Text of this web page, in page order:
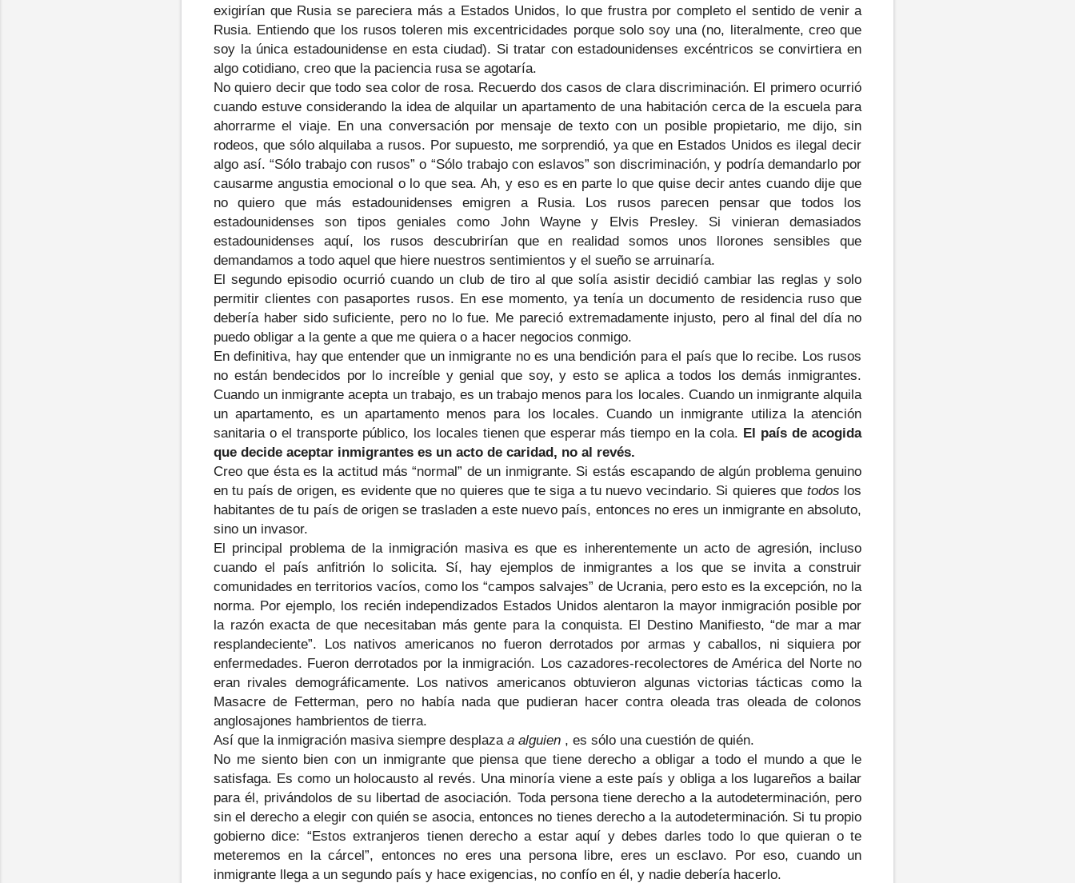
exigirían que Rusia se pareciera más a Estados Unidos, lo que frustra por completo el sentido de venir a
Rusia. Entiendo que los rusos toleren mis excentricidades porque solo soy una (no, literalmente, creo que
soy la única estadounidense en esta ciudad). Si tratar con estadounidenses excéntricos se convirtiera en
algo cotidiano, creo que la paciencia rusa se agotaría.
No quiero decir que todo sea color de rosa. Recuerdo dos casos de clara discriminación. El primero ocurrió
cuando estuve considerando la idea de alquilar un apartamento de una habitación cerca de la escuela para
ahorrarme el viaje. En una conversación por mensaje de texto con un posible propietario, me dijo, sin
rodeos, que sólo alquilaba a rusos. Por supuesto, me sorprendió, ya que en Estados Unidos es ilegal decir
algo así. “Sólo trabajo con rusos” o “Sólo trabajo con eslavos” son discriminación, y podría demandarlo por
causarme angustia emocional o lo que sea. Ah, y eso es en parte lo que quise decir antes cuando dije que
no quiero que más estadounidenses emigren a Rusia. Los rusos parecen pensar que todos los
estadounidenses son tipos geniales como John Wayne y Elvis Presley. Si vinieran demasiados
estadounidenses aquí, los rusos descubrirían que en realidad somos unos llorones sensibles que
demandamos a todo aquel que hiere nuestros sentimientos y el sueño se arruinaría.
El segundo episodio ocurrió cuando un club de tiro al que solía asistir decidió cambiar las reglas y solo
permitir clientes con pasaportes rusos. En ese momento, ya tenía un documento de residencia ruso que
debería haber sido suficiente, pero no lo fue. Me pareció extremadamente injusto, pero al final del día no
puedo obligar a la gente a que me quiera o a hacer negocios conmigo.
En definitiva, hay que entender que un inmigrante no es una bendición para el país que lo recibe. Los rusos
no están bendecidos por lo increíble y genial que soy, y esto se aplica a todos los demás inmigrantes.
Cuando un inmigrante acepta un trabajo, es un trabajo menos para los locales. Cuando un inmigrante alquila
un apartamento, es un apartamento menos para los locales. Cuando un inmigrante utiliza la atención
sanitaria o el transporte público, los locales tienen que esperar más tiempo en la cola. El país de acogida
que decide aceptar inmigrantes es un acto de caridad, no al revés.
Creo que ésta es la actitud más “normal” de un inmigrante. Si estás escapando de algún problema genuino
en tu país de origen, es evidente que no quieres que te siga a tu nuevo vecindario. Si quieres que todos los
habitantes de tu país de origen se trasladen a este nuevo país, entonces no eres un inmigrante en absoluto,
sino un invasor.
El principal problema de la inmigración masiva es que es inherentemente un acto de agresión, incluso
cuando el país anfitrión lo solicita. Sí, hay ejemplos de inmigrantes a los que se invita a construir
comunidades en territorios vacíos, como los “campos salvajes” de Ucrania, pero esto es la excepción, no la
norma. Por ejemplo, los recién independizados Estados Unidos alentaron la mayor inmigración posible por
la razón exacta de que necesitaban más gente para la conquista. El Destino Manifiesto, “de mar a mar
resplandeciente”. Los nativos americanos no fueron derrotados por armas y caballos, ni siquiera por
enfermedades. Fueron derrotados por la inmigración. Los cazadores-recolectores de América del Norte no
eran rivales demográficamente. Los nativos americanos obtuvieron algunas victorias tácticas como la
Masacre de Fetterman, pero no había nada que pudieran hacer contra oleada tras oleada de colonos
anglosajones hambrientos de tierra.
Así que la inmigración masiva siempre desplaza a alguien , es sólo una cuestión de quién.
No me siento bien con un inmigrante que piensa que tiene derecho a obligar a todo el mundo a que le
satisfaga. Es como un holocausto al revés. Una minoría viene a este país y obliga a los lugareños a bailar
para él, privándolos de su libertad de asociación. Toda persona tiene derecho a la autodeterminación, pero
sin el derecho a elegir con quién se asocia, entonces no tienes derecho a la autodeterminación. Si tu propio
gobierno dice: “Estos extranjeros tienen derecho a estar aquí y debes darles todo lo que quieran o te
meteremos en la cárcel”, entonces no eres una persona libre, eres un esclavo. Por eso, cuando un
inmigrante llega a un segundo país y hace exigencias, no confío en él, y nadie debería hacerlo.